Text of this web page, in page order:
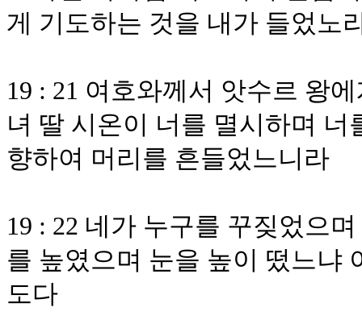
게 기도하는 것을 내가 들었노
19 : 21 여호와께서 앗수르 왕
녀 딸 시온이 너를 멸시하며
향하여 머리를 흔들었느니라
19 : 22 네가 누구를 꾸짖었으
를 높였으며 눈을 높이 떴느냐
도다